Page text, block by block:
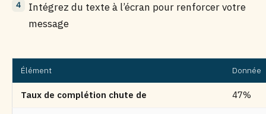
Intégrez du texte à l’écran pour renforcer votre
message
Élément Donnée
Taux de complétion chute de 47%